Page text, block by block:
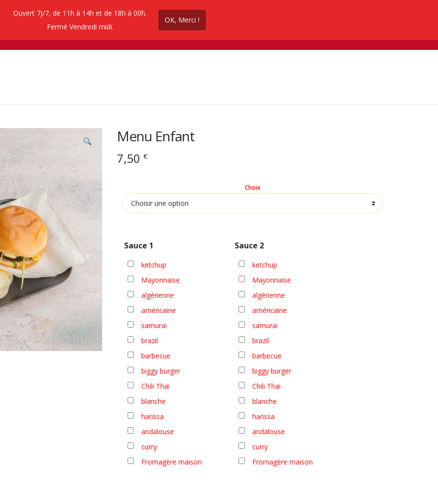
Contactez nous Promos coupe du monde
Menu Enfant
7,50 €
Choix
Sauce 1
ketchup
Mayonnaise
algérienne
américaine
samurai
brazil
barbecue
biggy burger
Chili Thai
blanche
harissa
andalouse
curry
Fromagère maison
Sauce 2
ketchup
Mayonnaise
algérienne
américaine
samurai
brazil
barbecue
biggy burger
Chili Thai
blanche
harissa
andalouse
curry
Fromagère maison
Ouvert 7j/7, de 11h à 14h et de 18h à 00h.
Fermé Vendredi midi.
OK, Merci !